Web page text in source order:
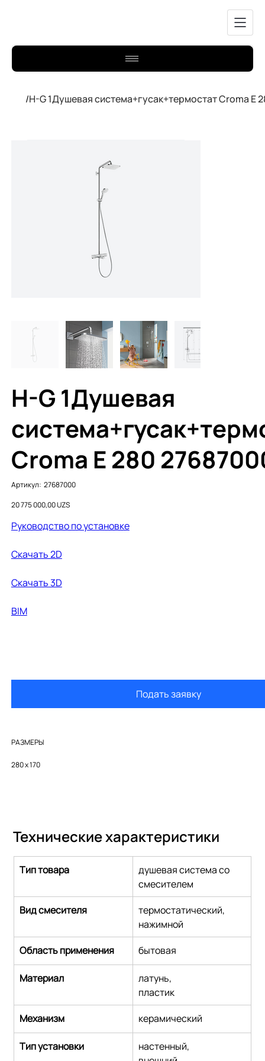
/H-G 1Душевая система+гусак+термостат Croma E
H-G 1Душевая
Croma E 280
Артикул: Артикул:
27687000
27687000
Цена
20 775 000,00 UZS
Руководство по установке
Скачать 2D
Cкачать 3D
BIM
Подать заявку
РАЗМЕРЫ
280 x 170
Технические характеристики
Тип товара
душевая система со
смесителем
Вид смесителя
термостатический,
нажимной
Область применения
бытовая
Материал
латунь,
пластик
Механизм
керамический
Тип установки
настенный,